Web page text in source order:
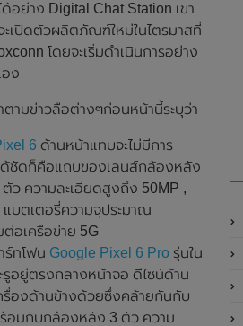
ย่าง Digital Chat Station เขา
เปิดตัวผลิตภัณฑ์ใหม่ในไตรมาสที่
โดยจะเริ่มดำเนินการอย่าง
อง
ามข่าวลือต่างๆก่อนหน้านี้ระบุว่า
6 ด้านหน้าแทบจะไม่มีการ
ด้ชัดก็คือแถบของเลนส์กล้องหลัง
ว ความละเอียดสูงถึง 50MP ,
บตเตอรี่ความจุประมาณ
ต่อเครือข่าย 5G
ร์ทโฟน Google Pixel 6 Pro รุ่นใน
อยู่ตรงกลางหน้าจอ ดีไซน์ด้าน
รื่องด้านข้างด้วยซึ่งคล้ายกันกับ
ร้อมกับกล้องหลัง 3 ตัว ความ